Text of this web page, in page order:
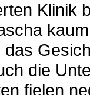
Klinik
die
fielen